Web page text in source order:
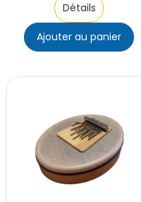
Détails
Ajouter au panier